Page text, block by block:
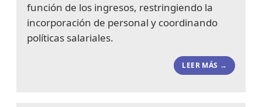
función de los ingresos, restringiendo la
incorporación de personal y coordinando
políticas salariales.
LEER MÁS →